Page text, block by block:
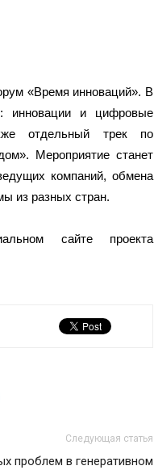
«Время инноваций». В
инновации и цифровые
отдельный трек по
Мероприятие станет
компаний, обмена
из разных стран.
сайте проекта
Следующая статья
проблем в генеративном